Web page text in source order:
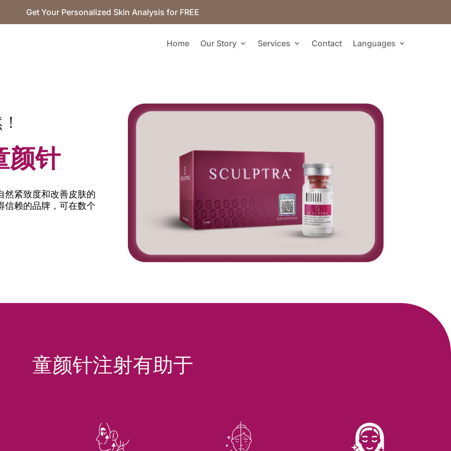
Get Your Personalized Skin Analysis for FREE
Home Our Story Services Contact Languages
颜针
然紧致度和改善皮肤的
信赖的品牌，可在数个
童颜针注射有助于